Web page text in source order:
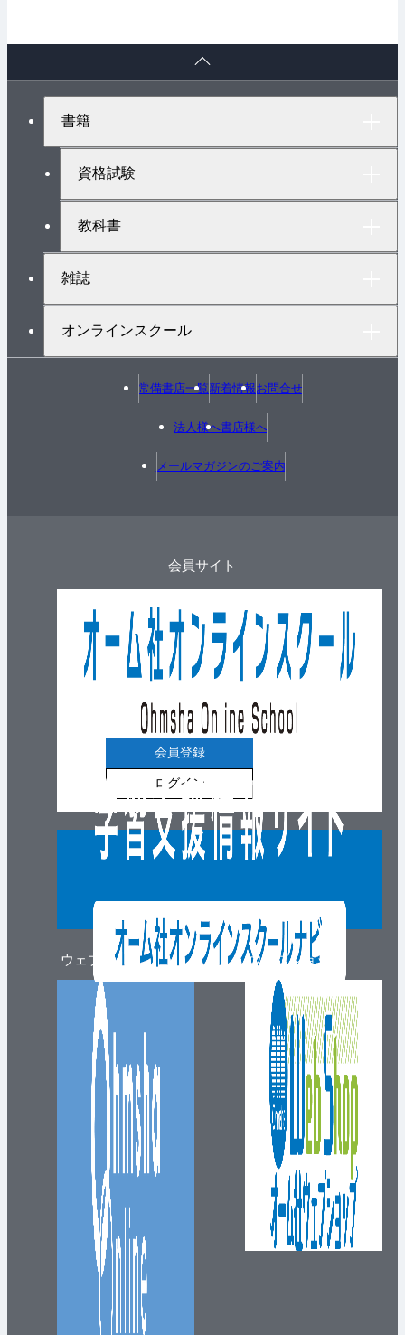
書籍
資格試験
教科書
雑誌
オンラインスクール
常備書店一覧新着情報お問合せ
法人様へ書店様へ
メールマガジンのご案内
ウェブマガジン
会員サイト
会員登録
ログイン
ウェブショップ